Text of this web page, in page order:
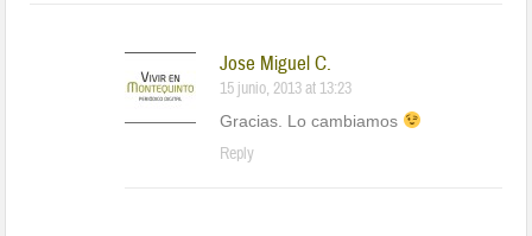
Jose Miguel C.
15 junio, 2013 at 13:23
Gracias. Lo cambiamos
Reply